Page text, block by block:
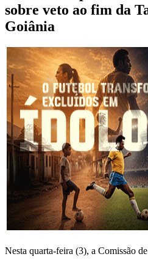
sobre veto ao fim da
Goiânia
Nesta quarta-feira (3), a Comissão